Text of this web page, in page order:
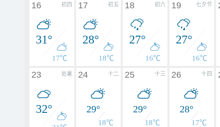
初四
16
31°
17℃
初五
17
28°
18℃
初六
18
27°
16℃
七夕节
19
27°
16℃
处暑
23
32°
十二
24
29°
18℃
十三
25
29°
18℃
十四
26
28°
17℃